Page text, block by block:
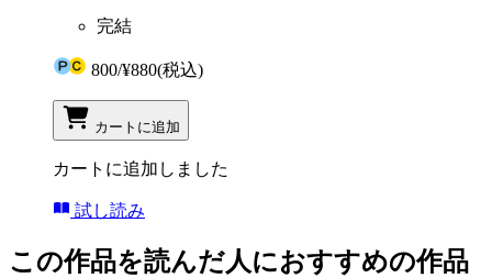
完結
800/¥880(税込)
カートに追加
カートに追加しました
試し読み
この作品を読んだ人におすすめの作品